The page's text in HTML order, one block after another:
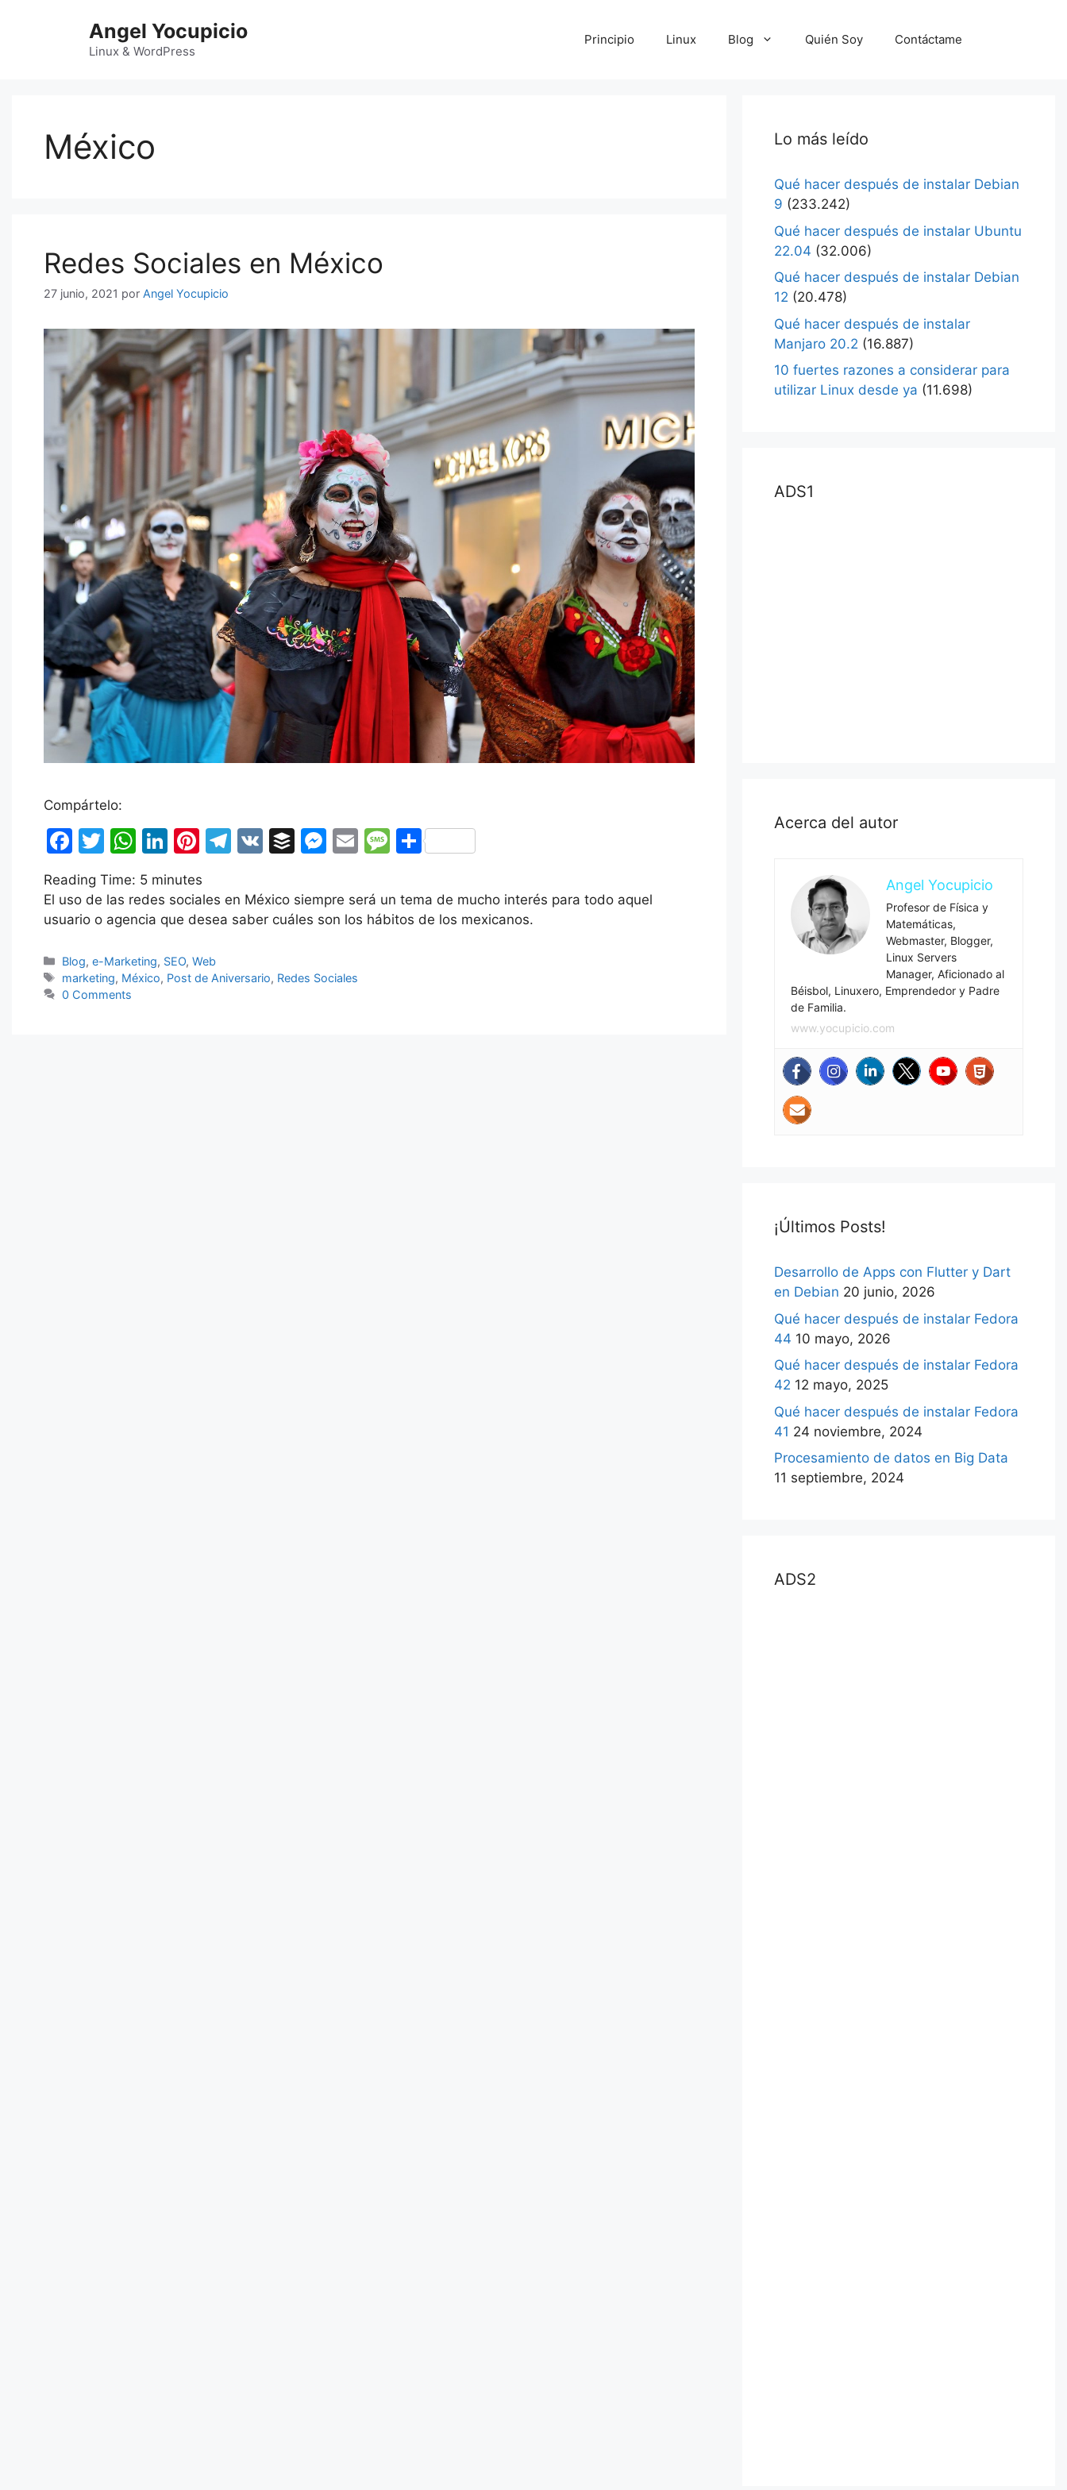
Angel Yocupicio
Linux & WordPress
Principio Linux Blog Quién Soy Contáctame
México
Redes Sociales en México
27 junio, 2021 por Angel Yocupicio
Compártelo:
F
c
e
o
o
T
itt
er
W
at
s
p
p
Li
k
e
n
Pi
er
e
T
e
gr
V
B
fe
r
M
s
s
n
g
E
ai
l
M
s
s
C
m
p
Reading Time: 5 minutes
El uso de las redes sociales en México siempre será un tema de mucho interés para todo aquel
usuario o agencia que desea saber cuáles son los hábitos de los mexicanos.
Categorías
Blog,e-Marketing, SEO,Web
Etiquetas
marketing, México, Post de Aniversario, Redes Sociales
0 Comments
Lo más leído
Qué hacer después de instalar Debian
9 (233.242)
Qué hacer después de instalar Ubuntu
22.04 (32.006)
Qué hacer después de instalar Debian
12 (20.478)
Qué hacer después de instalar
Manjaro 20.2 (16.887)
10 fuertes razones a considerar para
utilizar Linux desde ya (11.698)
ADS1
Acerca del autor
Angel Yocupicio
Profesor de Física y
Matemáticas,
Webmaster, Blogger,
Linux Servers
Manager, Aficionado al
Béisbol, Linuxero, Emprendedor y Padre
de Familia.
www.yocupicio.com
¡Últimos Posts!
Desarrollo de Apps con Flutter y Dart
en Debian 20 junio, 2026
Qué hacer después de instalar Fedora
44 10 mayo, 2026
Qué hacer después de instalar Fedora
42 12 mayo, 2025
Qué hacer después de instalar Fedora
41 24 noviembre, 2024
Procesamiento de datos en Big Data
11 septiembre, 2024
ADS2